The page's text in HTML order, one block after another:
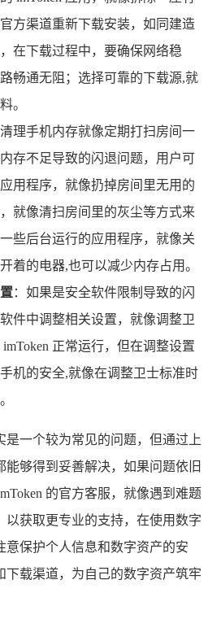
方渠道重新下载安装，如同建造
在下载过程中，要确保网络稳
畅通无阻；选择可靠的下载源,就
。
理手机内存就像定期打扫房间一
存不足导致的闪退问题，用户可
用程序，就像扔掉房间里无用的
就像清扫房间里的灰尘等方式来
些后台运行的应用程序，就像关
着的电器,也可以减少内存占用。
：如果是安全软件限制导致的闪
件中调整相关设置，就像调整卫
正常运行，但在调整设置
机的安全,就像在调整卫士标准时
是一个较为常见的问题，但通过上
够得到妥善解决，如果问题依旧
的官方客服，就像遇到难题
以获取更专业的支持，在使用数字
意保护个人信息和数字资产的安
下载渠道，为自己的数字资产筑牢